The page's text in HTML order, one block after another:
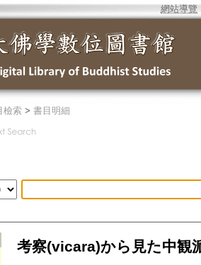
網站導覽
檢索 > 書目明細
考察(vicara)から見た中